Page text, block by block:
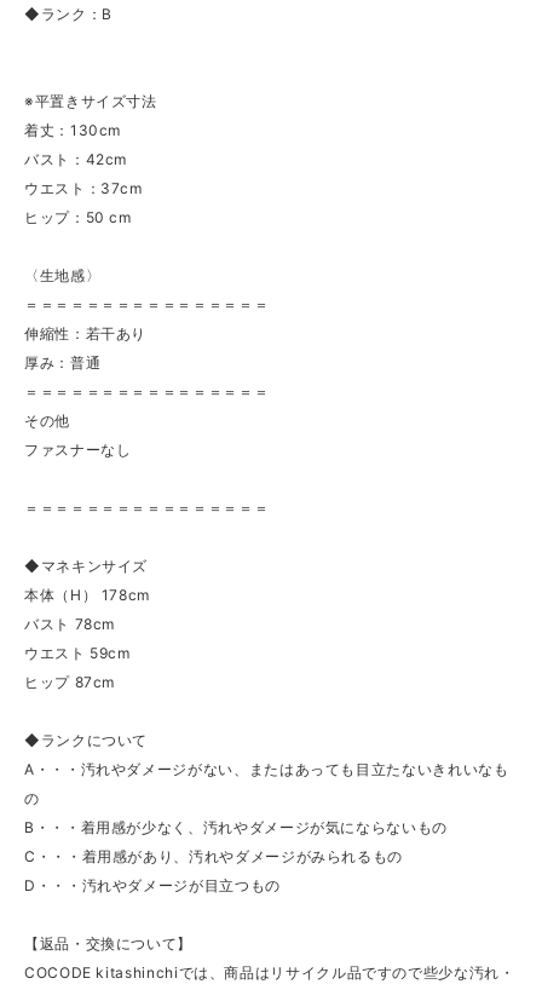
◆ランク：B
※平置きサイズ寸法
着丈：130cm
バスト：42cm
ウエスト：37cm
ヒップ：50 cm
〈生地感〉
＝＝＝＝＝＝＝＝＝＝＝＝＝＝＝＝
伸縮性：若干あり
厚み：普通
＝＝＝＝＝＝＝＝＝＝＝＝＝＝＝＝
その他
ファスナーなし
＝＝＝＝＝＝＝＝＝＝＝＝＝＝＝＝
◆マネキンサイズ
本体（H） 178cm
バスト 78cm
ウエスト 59cm
ヒップ 87cm
◆ランクについて
A・・・汚れやダメージがない、またはあっても目立たないきれいなも
の
B・・・着用感が少なく、汚れやダメージが気にならないもの
C・・・着用感があり、汚れやダメージがみられるもの
D・・・汚れやダメージが目立つもの
【返品・交換について】
COCODE kitashinchiでは、商品はリサイクル品ですので些少な汚れ・